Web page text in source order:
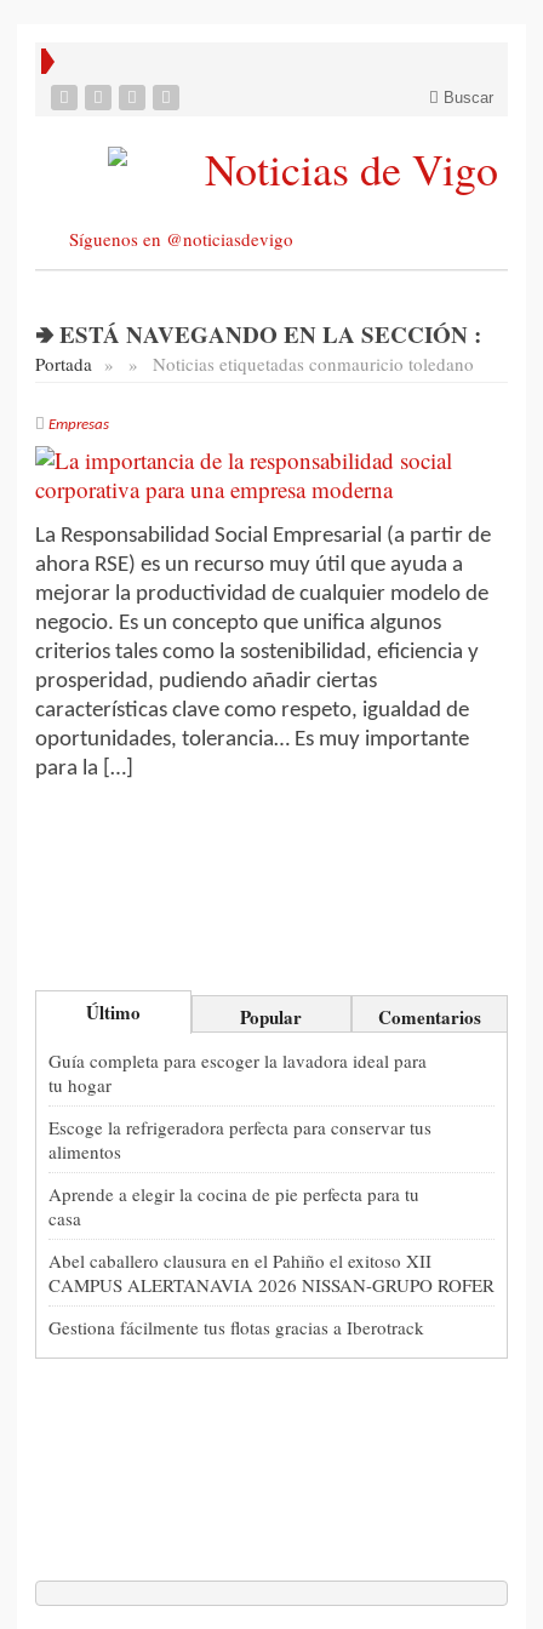
Buscar
Síguenos en @noticiasdevigo
🢂 ESTÁ NAVEGANDO EN LA SECCIÓN :
Portada » Noticias etiquetadas con
» mauricio toledano
Empresas
La Responsabilidad Social Empresarial (a partir de
ahora RSE) es un recurso muy útil que ayuda a
mejorar la productividad de cualquier modelo de
negocio. Es un concepto que unifica algunos
criterios tales como la sostenibilidad, eficiencia y
prosperidad, pudiendo añadir ciertas
características clave como respeto, igualdad de
oportunidades, tolerancia… Es muy importante
para la […]
Último Popular Comentarios
Guía completa para escoger la lavadora ideal para
tu hogar
Escoge la refrigeradora perfecta para conservar tus
alimentos
Aprende a elegir la cocina de pie perfecta para tu
casa
Abel caballero clausura en el Pahiño el exitoso XII
CAMPUS ALERTANAVIA 2026 NISSAN-GRUPO ROFER
Gestiona fácilmente tus flotas gracias a Iberotrack